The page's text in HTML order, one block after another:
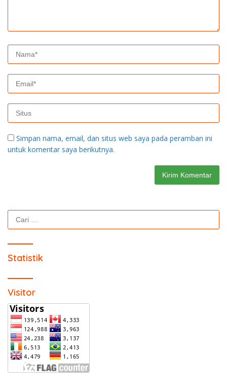
Simpan nama, email, dan situs web saya pada peramban ini
untuk komentar saya berikutnya.
Cari
untuk:
Statistik
Visitor